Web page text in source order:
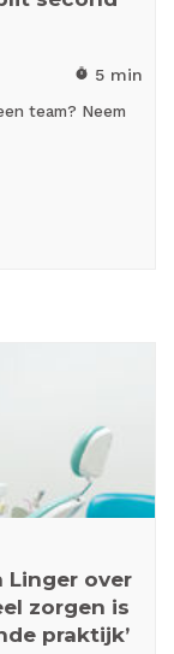
timer 5 min
team? Neem
Linger over
zorgen is
praktijk’